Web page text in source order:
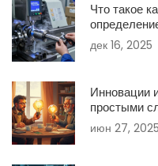
Что такое
дек 16, 2025
Инновации
простыми
июн 27, 2025